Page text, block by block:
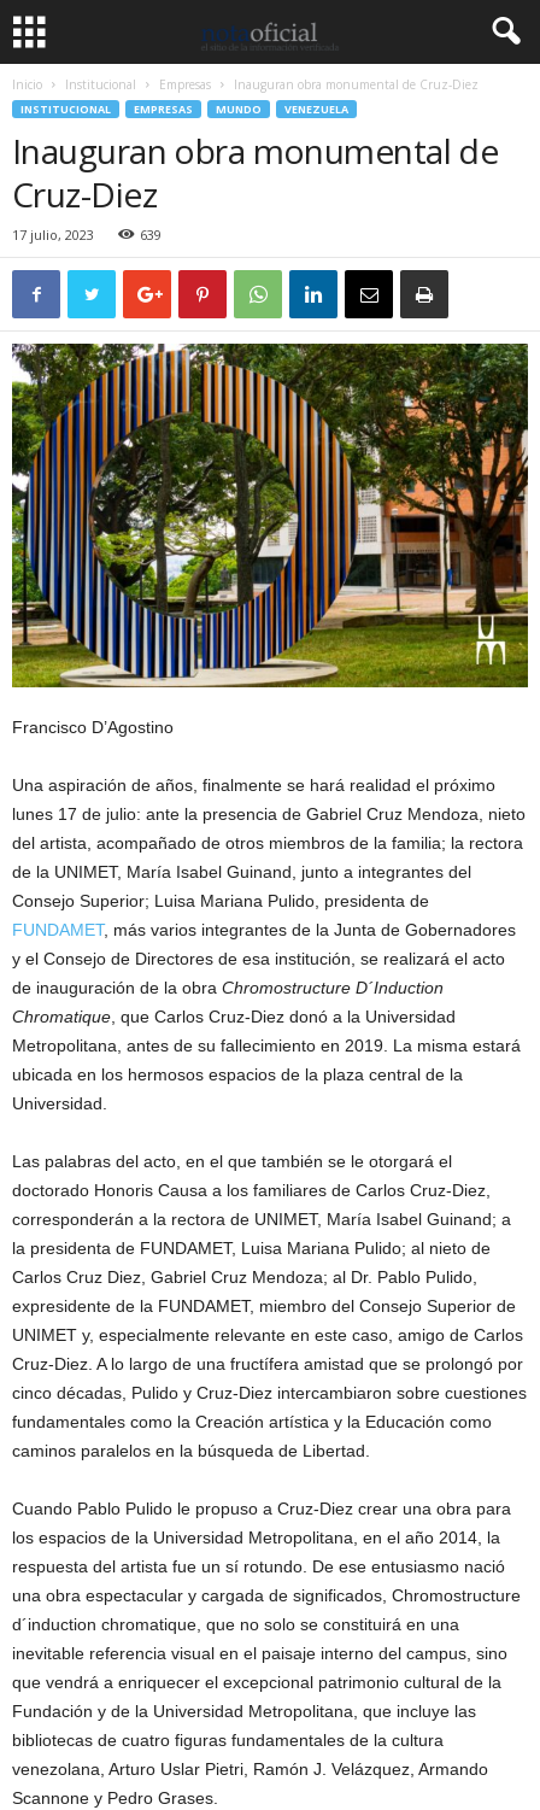
Inicio Institucional Empresas Inauguran obra monumental de Cruz-Diez
INSTITUCIONAL EMPRESAS MUNDO VENEZUELA
Inauguran obra monumental de
Cruz-Diez
17 julio, 2023 639
Francisco D’Agostino
Una aspiración de años, finalmente se hará realidad el próximo
lunes 17 de julio: ante la presencia de Gabriel Cruz Mendoza, nieto
del artista, acompañado de otros miembros de la familia; la rectora
de la UNIMET, María Isabel Guinand, junto a integrantes del
Consejo Superior; Luisa Mariana Pulido, presidenta de
FUNDAMET, más varios integrantes de la Junta de Gobernadores
y el Consejo de Directores de esa institución, se realizará el acto
de inauguración de la obra Chromostructure D´Induction
Chromatique, que Carlos Cruz-Diez donó a la Universidad
Metropolitana, antes de su fallecimiento en 2019. La misma estará
ubicada en los hermosos espacios de la plaza central de la
Universidad.
Las palabras del acto, en el que también se le otorgará el
doctorado Honoris Causa a los familiares de Carlos Cruz-Diez,
corresponderán a la rectora de UNIMET, María Isabel Guinand; a
la presidenta de FUNDAMET, Luisa Mariana Pulido; al nieto de
Carlos Cruz Diez, Gabriel Cruz Mendoza; al Dr. Pablo Pulido,
expresidente de la FUNDAMET, miembro del Consejo Superior de
UNIMET y, especialmente relevante en este caso, amigo de Carlos
Cruz-Diez. A lo largo de una fructífera amistad que se prolongó por
cinco décadas, Pulido y Cruz-Diez intercambiaron sobre cuestiones
fundamentales como la Creación artística y la Educación como
caminos paralelos en la búsqueda de Libertad.
Cuando Pablo Pulido le propuso a Cruz-Diez crear una obra para
los espacios de la Universidad Metropolitana, en el año 2014, la
respuesta del artista fue un sí rotundo. De ese entusiasmo nació
una obra espectacular y cargada de significados, Chromostructure
d´induction chromatique, que no solo se constituirá en una
inevitable referencia visual en el paisaje interno del campus, sino
que vendrá a enriquecer el excepcional patrimonio cultural de la
Fundación y de la Universidad Metropolitana, que incluye las
bibliotecas de cuatro figuras fundamentales de la cultura
venezolana, Arturo Uslar Pietri, Ramón J. Velázquez, Armando
Scannone y Pedro Grases.